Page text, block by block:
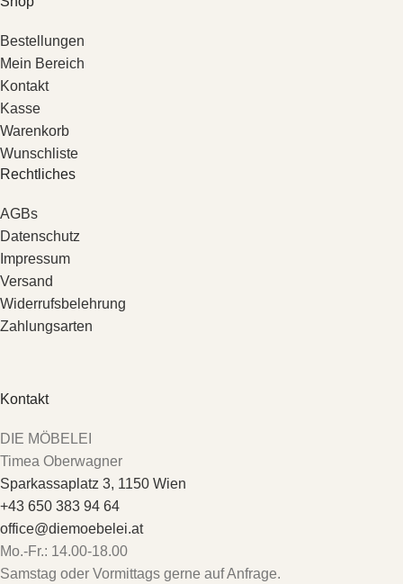
Bestellungen
Mein Bereich
Kontakt
Kasse
Warenkorb
Wunschliste
Rechtliches
AGBs
Datenschutz
Impressum
Versand
Widerrufsbelehrung
Zahlungsarten
Kontakt
DIE MÖBELEI
Timea Oberwagner
Sparkassaplatz 3, 1150 Wien
+43 650 383 94 64
office@diemoebelei.at
Mo.-Fr.: 14.00-18.00
Samstag oder Vormittags gerne auf Anfrage.